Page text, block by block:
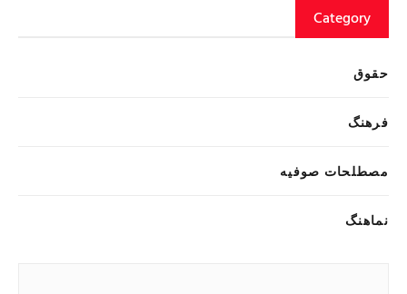
Category
حقوق
فرهنگ
مصطلحات صوفیه
نماهنگ